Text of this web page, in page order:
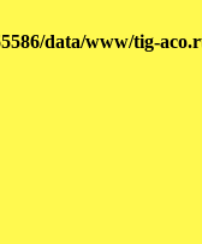
data/www/tig-